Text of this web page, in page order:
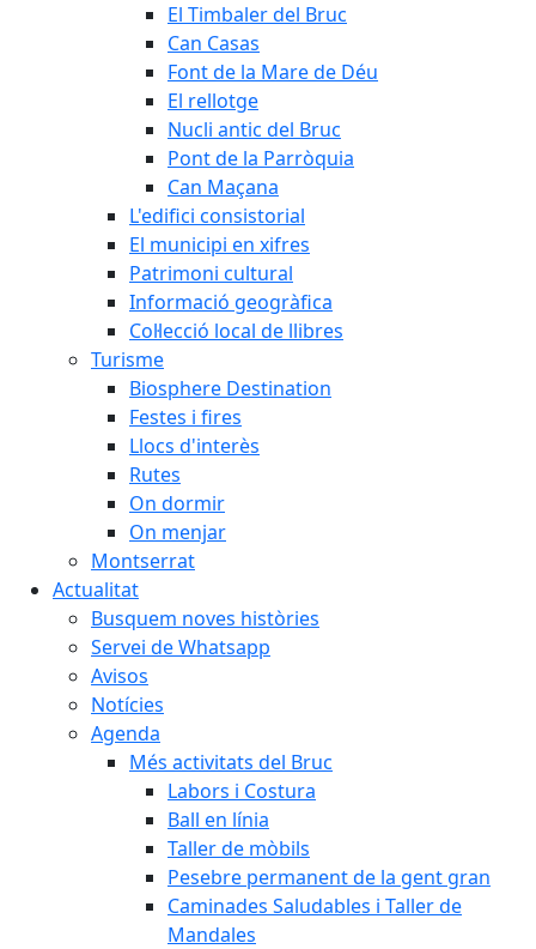
El Timbaler del Bruc
Can Casas
Font de la Mare de Déu
El rellotge
Nucli antic del Bruc
Pont de la Parròquia
Can Maçana
L'edifici consistorial
El municipi en xifres
Patrimoni cultural
Informació geogràfica
Col·lecció local de llibres
Turisme
Biosphere Destination
Festes i fires
Llocs d'interès
Rutes
On dormir
On menjar
Montserrat
Actualitat
Busquem noves històries
Servei de Whatsapp
Avisos
Notícies
Agenda
Més activitats del Bruc
Labors i Costura
Ball en línia
Taller de mòbils
Pesebre permanent de la gent gran
Caminades Saludables i Taller de
Mandales